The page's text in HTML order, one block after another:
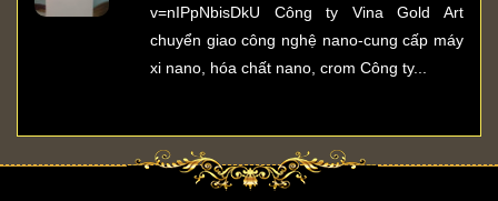
v=nIPpNbisDkU Công ty Vina Gold Art
chuyển giao công nghệ nano-cung cấp máy
xi nano, hóa chất nano, crom Công ty...